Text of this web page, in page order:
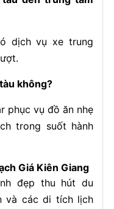
dịch vụ xe trung
không?
phục vụ đồ ăn nhẹ
trong suốt hành
Giá Kiên Giang
đẹp thu hút du
và các di tích lịch